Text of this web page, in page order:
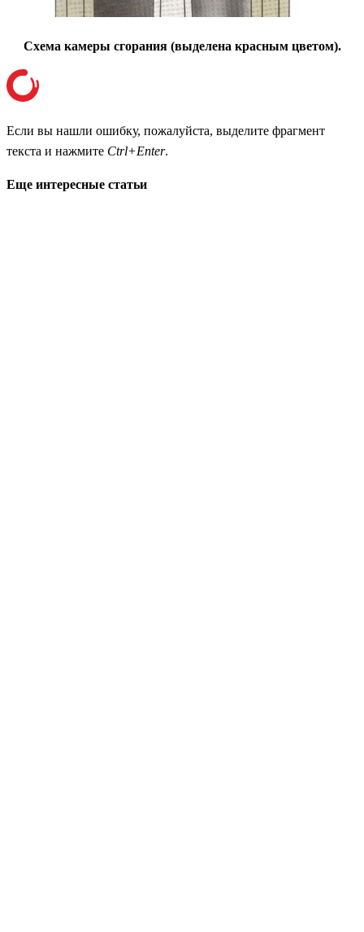
Схема камеры сгорания (выделена красным цветом).
Если вы нашли ошибку, пожалуйста, выделите фрагмент
текста и нажмите Ctrl+Enter.
Еще интересные статьи